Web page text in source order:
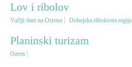
Lov i ribolov
Seoski turizam
Lov i ribolov
Vučiji dani na Ozrenu Dobojska ribolovna regija
Planinski turizam
Ozren